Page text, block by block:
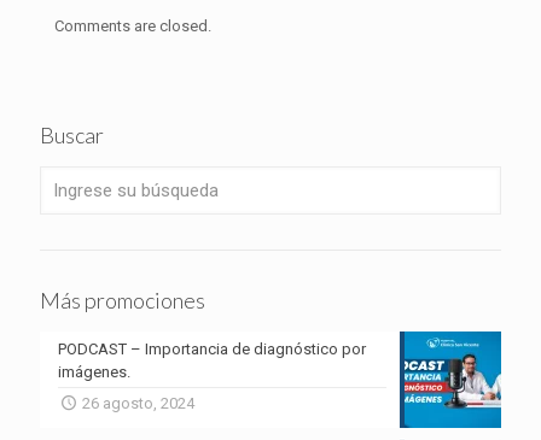
Comments are closed.
Buscar
Más promociones
PODCAST – Importancia de diagnóstico por
imágenes.
26 agosto, 2024